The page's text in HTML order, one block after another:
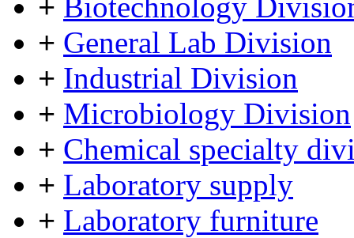
+ General Lab Division
+ Industrial Division
+ Microbiology Division
+ Chemical specialty
+ Laboratory supply
+ Laboratory furniture